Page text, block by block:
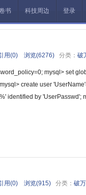
书 科技周边 登录
用(0) 浏览(6276)分类： 破
mysql> set
create user
identified by 'UserPasswd';
用(0) 浏览(915)分类： 破